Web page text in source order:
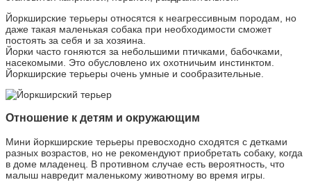
Йоркширские терьеры относятся к неагрессивным породам, но
даже такая маленькая собака при необходимости сможет
постоять за себя и за хозяина.
Йорки часто гоняются за небольшими птичками, бабочками,
насекомыми. Это обусловлено их охотничьим инстинктом.
Йоркширские терьеры очень умные и сообразительные.
Отношение к детям и окружающим
Мини йоркширские терьеры превосходно сходятся с детками
разных возрастов, но не рекомендуют приобретать собаку, когда
в доме младенец. В противном случае есть вероятность, что
малыш навредит маленькому животному во время игры.